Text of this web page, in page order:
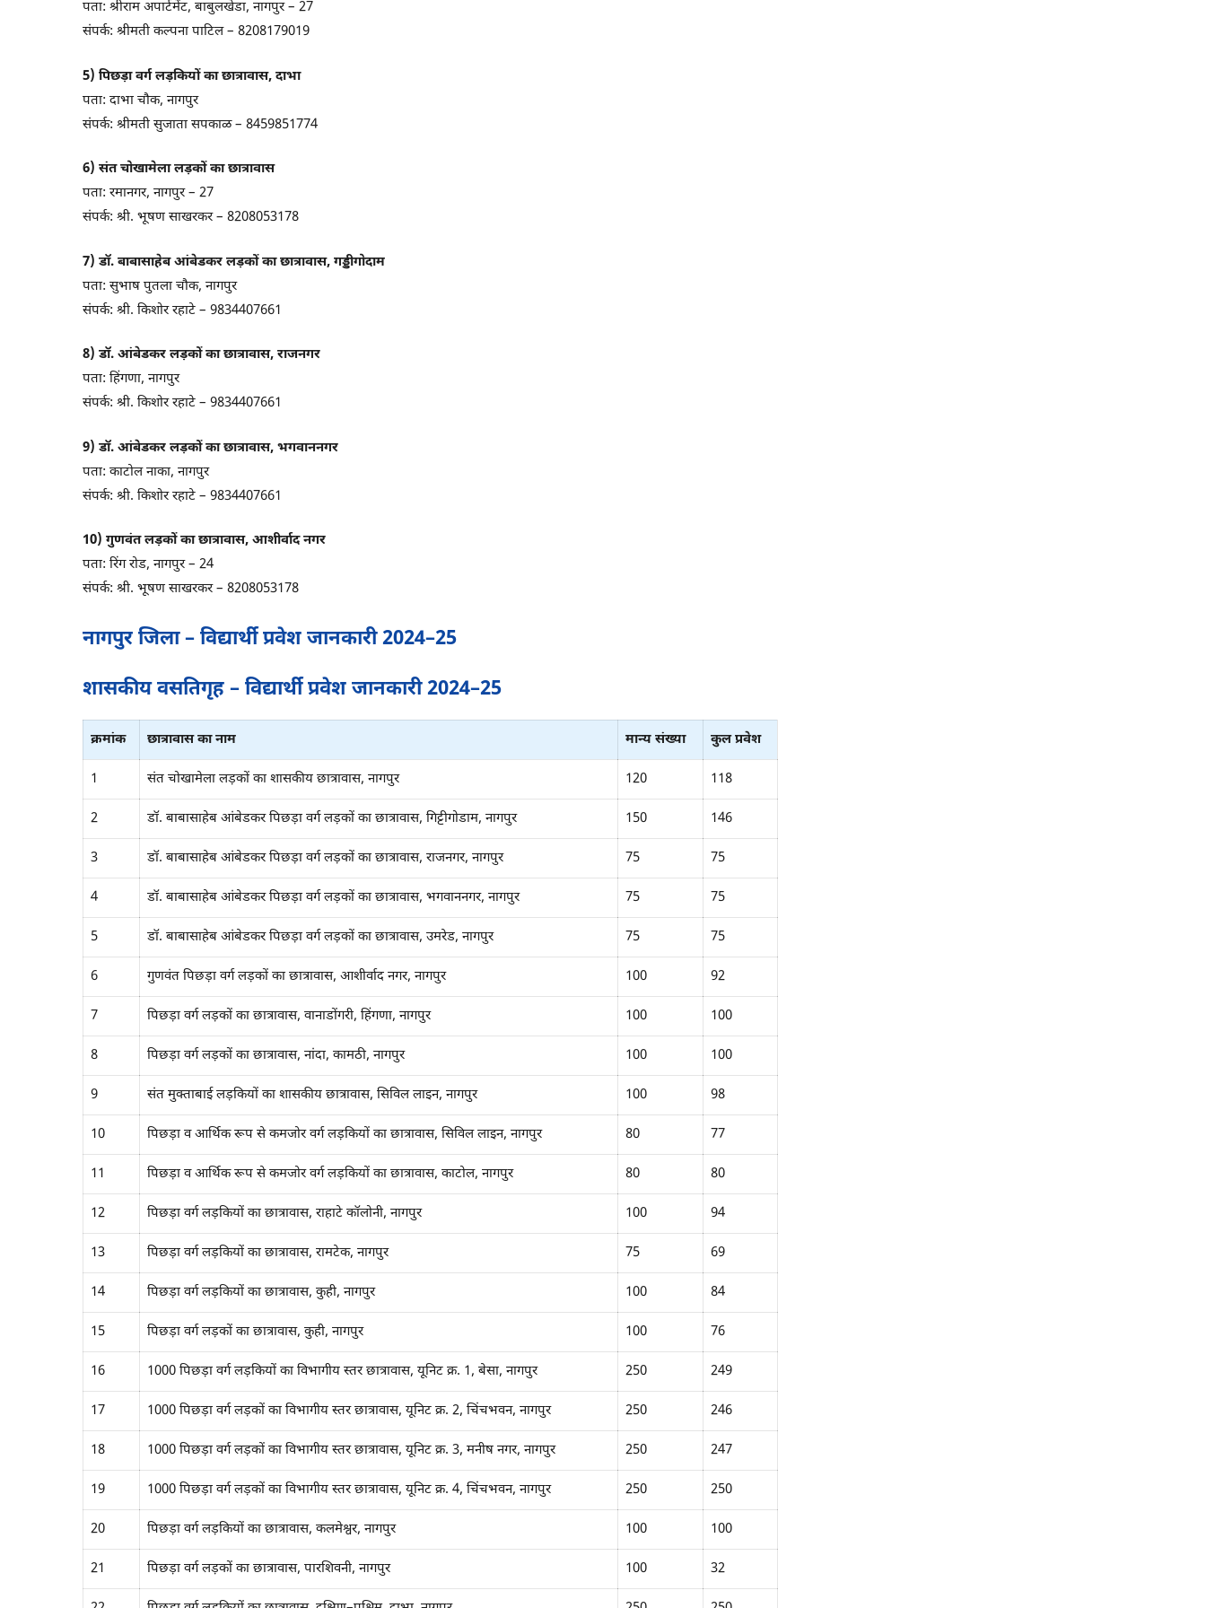
पता: श्रीराम अपार्टमेंट, बाबुलखेडा, नागपुर – 27
संपर्क: श्रीमती कल्पना पाटिल – 8208179019
5) पिछड़ा वर्ग लड़कियों का छात्रावास, दाभा
पता: दाभा चौक, नागपुर
संपर्क: श्रीमती सुजाता सपकाळ – 8459851774
6) संत चोखामेला लड़कों का छात्रावास
पता: रमानगर, नागपुर – 27
संपर्क: श्री. भूषण साखरकर – 8208053178
7) डॉ. बाबासाहेब आंबेडकर लड़कों का छात्रावास, गड्डीगोदाम
पता: सुभाष पुतला चौक, नागपुर
संपर्क: श्री. किशोर रहाटे – 9834407661
8) डॉ. आंबेडकर लड़कों का छात्रावास, राजनगर
पता: हिंगणा, नागपुर
संपर्क: श्री. किशोर रहाटे – 9834407661
9) डॉ. आंबेडकर लड़कों का छात्रावास, भगवाननगर
पता: काटोल नाका, नागपुर
संपर्क: श्री. किशोर रहाटे – 9834407661
10) गुणवंत लड़कों का छात्रावास, आशीर्वाद नगर
पता: रिंग रोड, नागपुर – 24
संपर्क: श्री. भूषण साखरकर – 8208053178
नागपुर जिला – विद्यार्थी प्रवेश जानकारी 2024–25
शासकीय वसतिगृह – विद्यार्थी प्रवेश जानकारी 2024–25
क्रमांक छात्रावास का नाम मान्य संख्या कुल प्रवेश
1 संत चोखामेला लड़कों का शासकीय छात्रावास, नागपुर 120 118
2 डॉ. बाबासाहेब आंबेडकर पिछड़ा वर्ग लड़कों का छात्रावास, गिट्टीगोडाम, नागपुर 150 146
3 डॉ. बाबासाहेब आंबेडकर पिछड़ा वर्ग लड़कों का छात्रावास, राजनगर, नागपुर 75 75
4 डॉ. बाबासाहेब आंबेडकर पिछड़ा वर्ग लड़कों का छात्रावास, भगवाननगर, नागपुर 75 75
5 डॉ. बाबासाहेब आंबेडकर पिछड़ा वर्ग लड़कों का छात्रावास, उमरेड, नागपुर 75 75
6 गुणवंत पिछड़ा वर्ग लड़कों का छात्रावास, आशीर्वाद नगर, नागपुर 100 92
7 पिछड़ा वर्ग लड़कों का छात्रावास, वानाडोंगरी, हिंगणा, नागपुर 100 100
8 पिछड़ा वर्ग लड़कों का छात्रावास, नांदा, कामठी, नागपुर 100 100
9 संत मुक्ताबाई लड़कियों का शासकीय छात्रावास, सिविल लाइन, नागपुर 100 98
10 पिछड़ा व आर्थिक रूप से कमजोर वर्ग लड़कियों का छात्रावास, सिविल लाइन, नागपुर 80 77
11 पिछड़ा व आर्थिक रूप से कमजोर वर्ग लड़कियों का छात्रावास, काटोल, नागपुर 80 80
12 पिछड़ा वर्ग लड़कियों का छात्रावास, राहाटे कॉलोनी, नागपुर 100 94
13 पिछड़ा वर्ग लड़कियों का छात्रावास, रामटेक, नागपुर 75 69
14 पिछड़ा वर्ग लड़कियों का छात्रावास, कुही, नागपुर 100 84
15 पिछड़ा वर्ग लड़कों का छात्रावास, कुही, नागपुर 100 76
16 1000 पिछड़ा वर्ग लड़कियों का विभागीय स्तर छात्रावास, यूनिट क्र. 1, बेसा, नागपुर 250 249
17 1000 पिछड़ा वर्ग लड़कों का विभागीय स्तर छात्रावास, यूनिट क्र. 2, चिंचभवन, नागपुर 250 246
18 1000 पिछड़ा वर्ग लड़कों का विभागीय स्तर छात्रावास, यूनिट क्र. 3, मनीष नगर, नागपुर 250 247
19 1000 पिछड़ा वर्ग लड़कों का विभागीय स्तर छात्रावास, यूनिट क्र. 4, चिंचभवन, नागपुर 250 250
20 पिछड़ा वर्ग लड़कियों का छात्रावास, कलमेश्वर, नागपुर 100 100
21 पिछड़ा वर्ग लड़कों का छात्रावास, पारशिवनी, नागपुर 100 32